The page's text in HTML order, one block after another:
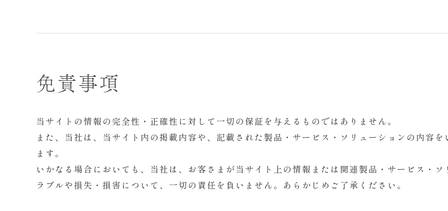
免責事項
当サイトの情報の完全性・正確性に対して一切の保証を与えるものではありません。
また、当社は、当サイト内の掲載内容や、記載された製品・サービス・ソリューションの内容
ます。
いかなる場合においても、当社は、お客さまが当サイト上の情報または関連製品・サービス・
ラブルや損失・損害について、一切の責任を負いません。あらかじめご了承ください。